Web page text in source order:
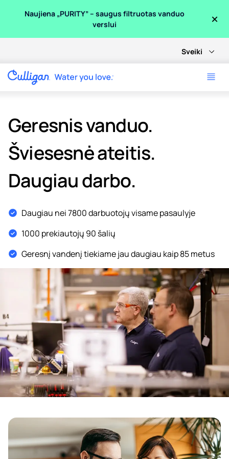
Naujiena „PURITY” – saugus filtruotas vanduo
verslui
×
Sveiki
Geresnis vanduo.
Šviesesnė ateitis.
Daugiau darbo.
Daugiau nei 7800 darbuotojų visame pasaulyje
1000 prekiautojų 90 šalių
Geresnį vandenį tiekiame jau daugiau kaip 85 metus